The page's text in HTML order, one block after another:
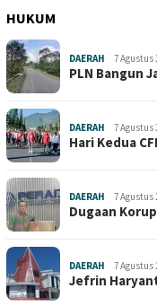
HUKUM
DAERAH 7 Agustus
PLN Bangun
DAERAH 7 Agustus
Hari Kedua
DAERAH 7 Agustus
Dugaan
DAERAH 7 Agustus
Jefrin